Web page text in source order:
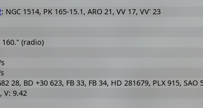
: NGC 1514, PK 165-15.1, ARO 21, VV 17, VV' 23
(radio)
28, BD +30 623, FB 33, FB 34, HD 281679, PLX 915, SAO
V: 9.42